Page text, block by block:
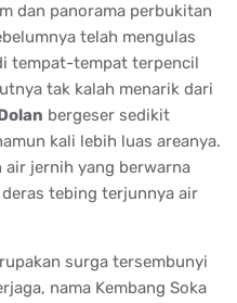
dan panorama perbukitan
telah mengulas
tempat-tempat terpencil
tak kalah menarik dari
bergeser sedikit
kali lebih luas areanya.
air jernih yang berwarna
tebing terjunnya air
surga tersembunyi
nama Kembang Soka